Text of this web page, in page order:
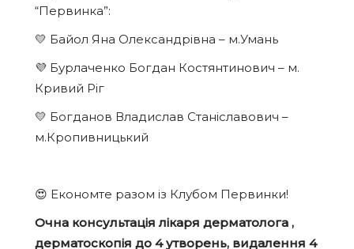
“Первинка”:
💛 Байол Яна Олександрівна – м.Умань
💜 Бурлаченко Богдан Костянтинович – м.
Кривий Ріг
💛 Богданов Владислав Станіславович –
м.Кропивницький
😍 Економте разом із Клубом Первинки!
Очна консультація лікаря дерматолога ,
дерматоскопія до 4 утворень, видалення 4